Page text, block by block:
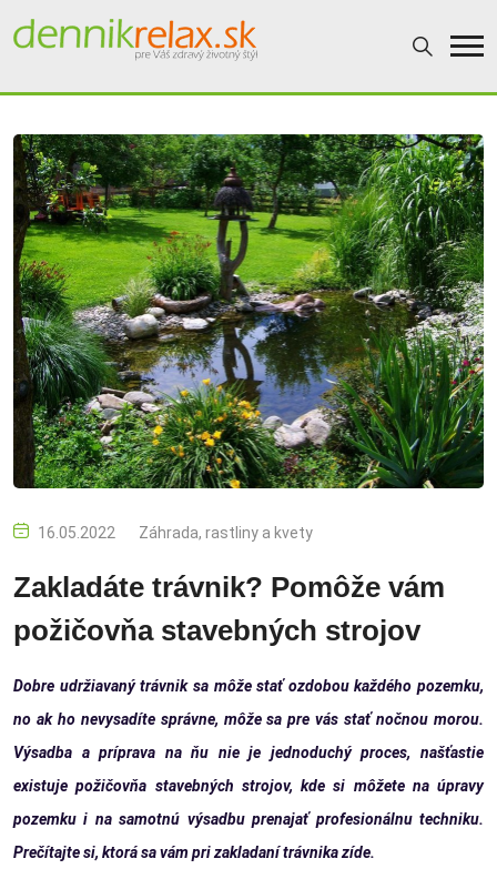
16.05.2022 Záhrada, rastliny a kvety
Zakladáte trávnik? Pomôže vám
požičovňa stavebných strojov
Dobre udržiavaný trávnik sa môže stať ozdobou každého pozemku,
no ak ho nevysadíte správne, môže sa pre vás stať nočnou morou.
Výsadba a príprava na ňu nie je jednoduchý proces, našťastie
existuje požičovňa stavebných strojov, kde si môžete na úpravy
pozemku i na samotnú výsadbu prenajať profesionálnu techniku.
Prečítajte si, ktorá sa vám pri zakladaní trávnika zíde.